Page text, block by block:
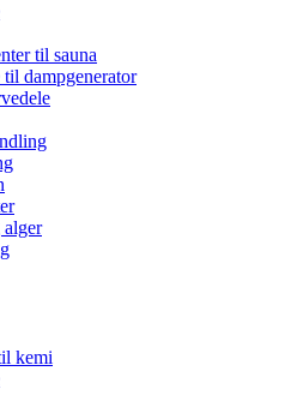
til sauna
til dampgenerator
kemi